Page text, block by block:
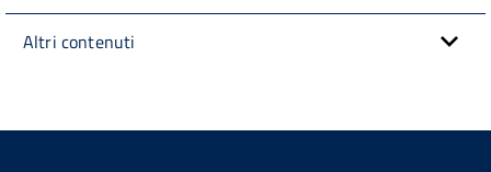
Altri contenuti